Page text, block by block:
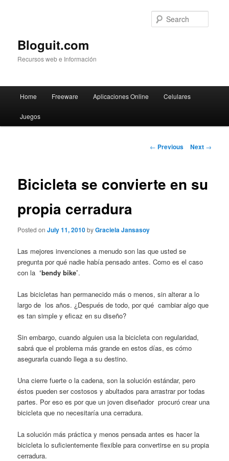
Bloguit.com
Recursos web e Información
Skip
to
Home Freeware Aplicaciones Online Celulares
Juegos
Post
← Previous Next →
Bicicleta se convierte en su
propia cerradura
Posted onJuly 11, 2010byGraciela Jansasoy
Las mejores invenciones a menudo son las que usted se
pregunta por qué nadie había pensado antes. Como es el caso
con la‘bendy bike’.
Las bicicletas han permanecido más o menos, sin alterar a lo
largo de los años. ¿Después de todo, por qué cambiar algo que
es tan simple y eficaz en su diseño?
Sin embargo, cuando alguien usa la bicicleta con regularidad,
sabrá que el problema más grande en estos días, es cómo
asegurarla cuando llega a su destino.
Una cierre fuerte o la cadena, son la solución estándar, pero
éstos pueden ser costosos y abultados para arrastrar por todas
partes. Por eso es por que un joven diseñador procuró crear una
bicicleta que no necesitaría una cerradura.
La solución más práctica y menos pensada antes es hacer la
bicicleta lo suficientemente flexible para convertirse en su propia
cerradura.